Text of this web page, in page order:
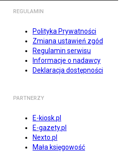
REGULAMIN
Polityka Prywatności
Zmiana ustawień zgód
Regulamin serwisu
Informacje o nadawcy
Deklaracja dostępności
PARTNERZY
E-kiosk.pl
E-gazety.pl
Nexto.pl
Mała księgowość